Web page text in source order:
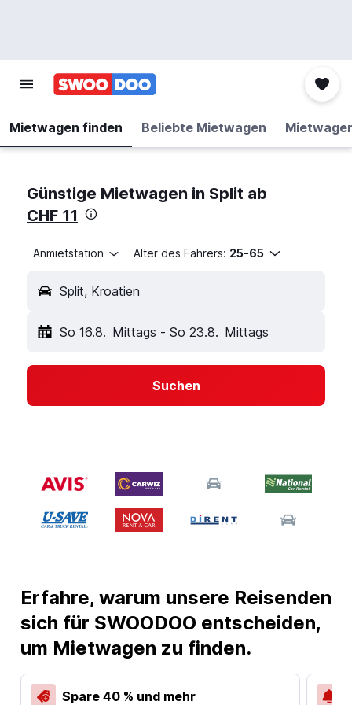
Mietwagen finden Beliebte Mietwagen
Günstige Mietwagen in Split ab
CHF 11
Anmietstation Alter des Fahrers: 25-65
Split, Kroatien
So 16.8. Mittags - So 23.8. Mittags
Suchen
Erfahre, warum unsere Reisenden
sich für SWOODOO entscheiden,
um Mietwagen zu finden.
Spare 40 % und mehr